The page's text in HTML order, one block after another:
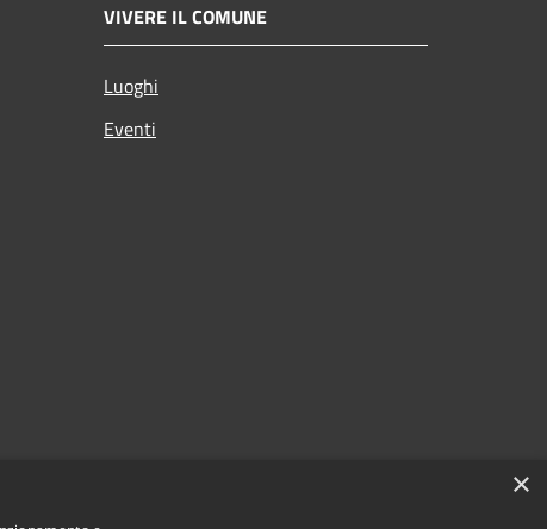
VIVERE IL COMUNE
Luoghi
Eventi
×